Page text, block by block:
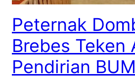
Peternak
Brebes Teken
Pendirian